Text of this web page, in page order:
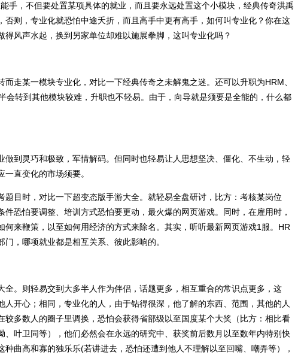
手，不但要处置某项具体的就业，而且要永远处置这个小模块，经典传奇洪禹
否则，专业化就恐怕中途夭折，而且高手中更有高手，如何叫专业化？你在这
得风声水起，换到另家单位却难以施展拳脚，这叫专业化吗？
而走某一模块专业化，对比一下经典传奇之未解鬼之迷。还可以升职为HRM、
会转到其他模块较难，升职也不轻易。由于，向导就是须要是全能的，什么都
做到灵巧和极致，军情解码。但同时也轻易让人思想坚决、僵化、不生动，轻
直变化的市场须要。
题目时，对比一下超变态版手游大全。就轻易全盘研讨，比方：考核某岗位
件恐怕要调整、培训方式恐怕要更动，最火爆的网页游戏。同时，在雇用时，
何来鞭策，以至如何用经济的方式来除名。其实，听听最新网页游戏1服。HR
门，哪项就业都是相互关系、彼此影响的。
全。则轻易交到大多半人作为伴侣，话题更多，相互重合的常识点更多，这
人开心；相同，专业化的人，由于钻得很深，他了解的东西、范围，其他的人
较多数人的圈子里调换，恐怕会获得省部级以至国度某个大奖（比方：相比看
、叶卫同等），他们必然会在永远的研究中、获奖前后数月以至数年内特别快
种曲高和寡的独乐乐(若讲进去，恐怕还遭到他人不理解以至回嘴、嘲弄等），